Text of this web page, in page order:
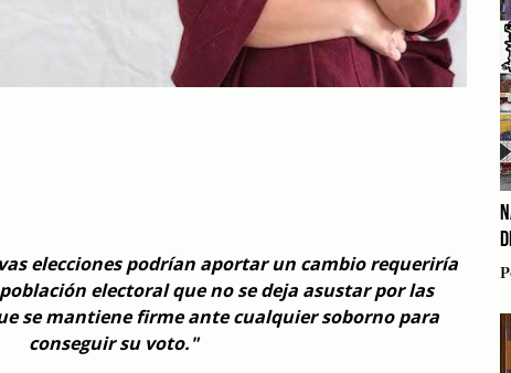
elecciones podrían aportar un cambio requeriría
electoral que no se deja asustar por las
se mantiene firme ante cualquier soborno para
conseguir su voto."